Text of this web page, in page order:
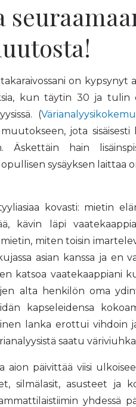
on kypsynyt
kun täytin 30 ja tulin
(
jota
Äskettäin hain
sysäyksen laittaa
kovasti: mietin
kävin läpi
miten toisin
asian kanssa ja en
katsoa vaatekaappiani
alta henkilön oma
kapseleidensa
lanka erottui
saatu
aion päivittää viisi
silmälasit, asusteet ja
yhdessä